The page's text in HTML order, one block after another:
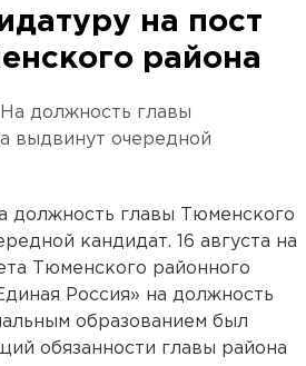
на пост
района
должность главы
выдвинут очередной
должность главы Тюменского
кандидат. 16 августа на
Тюменского районного
Россия» на должность
образованием был
обязанности главы района